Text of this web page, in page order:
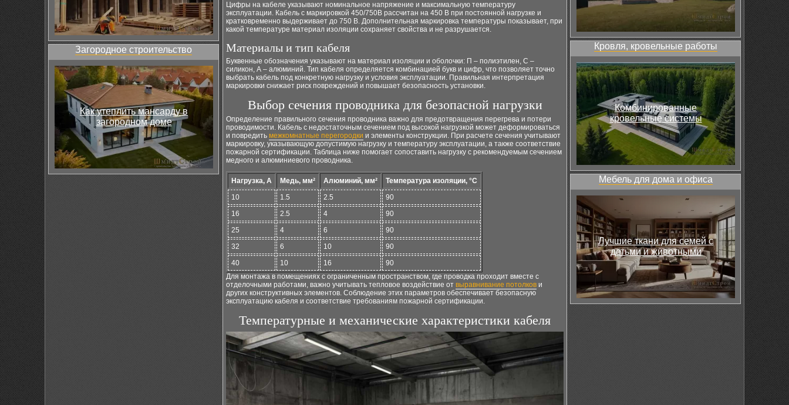
Загородное строительство
Как утеплить мансарду в
загородном доме
Цифры на кабеле указывают номинальное напряжение и максимальную температуру
эксплуатации. Кабель с маркировкой 450/750В рассчитан на 450 В при постоянной нагрузке и
кратковременно выдерживает до 750 В. Дополнительная маркировка температуры показывает, при
какой температуре материал изоляции сохраняет свойства и не разрушается.
Материалы и тип кабеля
Буквенные обозначения указывают на материал изоляции и оболочки: П – полиэтилен, С –
силикон, А – алюминий. Тип кабеля определяется комбинацией букв и цифр, что позволяет точно
выбрать кабель под конкретную нагрузку и условия эксплуатации. Правильная интерпретация
маркировки снижает риск повреждений и повышает безопасность установки.
Выбор сечения проводника для безопасной нагрузки
Определение правильного сечения проводника важно для предотвращения перегрева и потери
проводимости. Кабель с недостаточным сечением под высокой нагрузкой может деформироваться
и повредить межкомнатные перегородки и элементы конструкции. При расчете сечения учитывают
маркировку, указывающую допустимую нагрузку и температуру эксплуатации, а также соответствие
пожарной сертификации. Таблица ниже помогает сопоставить нагрузку с рекомендуемым сечением
медного и алюминиевого проводника.
Нагрузка, А Медь, мм² Алюминий, мм²
Температура изоляции, °C
10
1.5 2.5
90
16
2.5 4
90
25
4 6
90
32
6 10
90
40
10 16
90
Для монтажа в помещениях с ограниченным пространством, где проводка проходит вместе с
отделочными работами, важно учитывать тепловое воздействие от выравнивание потолков и
других конструктивных элементов. Соблюдение этих параметров обеспечивает безопасную
эксплуатацию кабеля и соответствие требованиям пожарной сертификации.
Температурные и механические характеристики кабеля
Кровля, кровельные работы
Комбинированные
кровельные системы
Мебель для дома и офиса
Лучшие ткани для семей с
детьми и животными